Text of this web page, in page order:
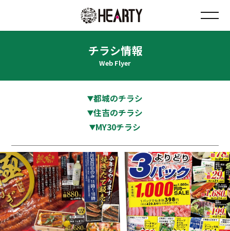
チラシ情報
採用について
Instagram
チラシ情報
Web Flyer
都城のチラシ
住吉のチラシ
MY30チラシ